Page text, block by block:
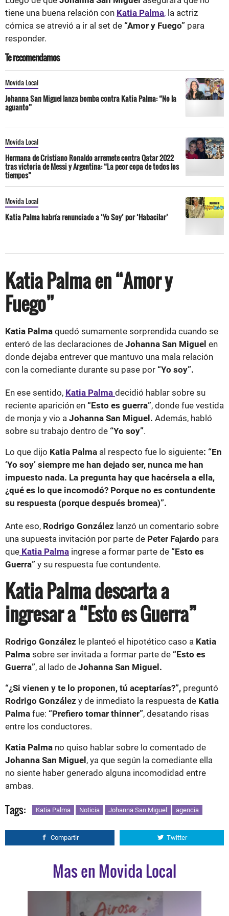
tiene una buena relación con Katia Palma, la actriz
cómica se atrevió a ir al set de “Amor y Fuego” para
responder.
Te recomendamos
Movida Local
Johanna San Miguel lanza bomba contra Katia Palma: “No la
aguanto”
Movida Local
Hermana de Cristiano Ronaldo arremete contra Qatar 2022
tras victoria de Messi y Argentina: “La peor copa de todos los
tiempos”
Movida Local
Katia Palma habría renunciado a ‘Yo Soy’ por ‘Habacilar’
Katia Palma en “Amor y
Fuego”
Katia Palma quedó sumamente sorprendida cuando se
enteró de las declaraciones de Johanna San Miguel en
donde dejaba entrever que mantuvo una mala relación
con la comediante durante su pase por “Yo soy”.
En ese sentido, Katia Palma decidió hablar sobre su
reciente aparición en “Esto es guerra”, donde fue vestida
de monja y vio a Johanna San Miguel. Además, habló
sobre su trabajo dentro de “Yo soy”.
Lo que dijo Katia Palma al respecto fue lo siguiente: “En
‘Yo soy’ siempre me han dejado ser, nunca me han
impuesto nada. La pregunta hay que hacérsela a ella,
¿qué es lo que incomodó? Porque no es contundente
su respuesta (porque después bromea)”.
Ante eso, Rodrigo González lanzó un comentario sobre
una supuesta invitación por parte de Peter Fajardo para
que Katia Palma ingrese a formar parte de “Esto es
Guerra” y su respuesta fue contundente.
Katia Palma descarta a
ingresar a “Esto es Guerra”
Rodrigo González le planteó el hipotético caso a Katia
Palma sobre ser invitada a formar parte de “Esto es
Guerra”, al lado de Johanna San Miguel.
“¿Si vienen y te lo proponen, tú aceptarías?”, preguntó
Rodrigo González y de inmediato la respuesta de Katia
Palma fue: “Prefiero tomar thinner”, desatando risas
entre los conductores.
Katia Palma no quiso hablar sobre lo comentado de
Johanna San Miguel, ya que según la comediante ella
no siente haber generado alguna incomodidad entre
ambas.
Tags: Katia Palma Noticia Johanna San Miguel agencia
Compartir Twitter
Mas en Movida Local